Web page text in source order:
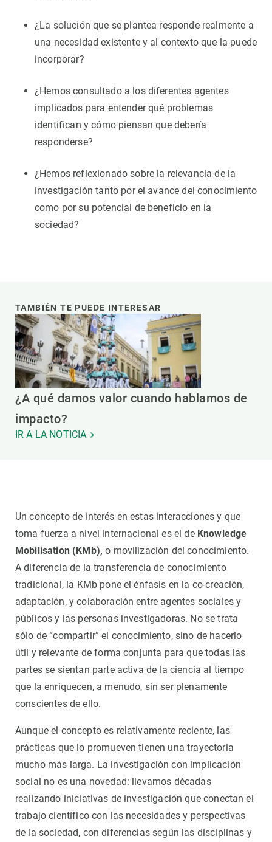
¿La solución que se plantea responde realmente a
una necesidad existente y al contexto que la puede
incorporar?
¿Hemos consultado a los diferentes agentes
implicados para entender qué problemas
identifican y cómo piensan que debería
responderse?
¿Hemos reflexionado sobre la relevancia de la
investigación tanto por el avance del conocimiento
como por su potencial de beneficio en la
sociedad?
TAMBIÉN TE PUEDE INTERESAR
¿A qué damos valor cuando hablamos de
impacto?
IR A LA NOTICIA
Un concepto de interés en estas interacciones y que
toma fuerza a nivel internacional es el de Knowledge
Mobilisation (KMb), o movilización del conocimiento.
A diferencia de la transferencia de conocimiento
tradicional, la KMb pone el énfasis en la co-creación,
adaptación, y colaboración entre agentes sociales y
públicos y las personas investigadoras. No se trata
sólo de “compartir” el conocimiento, sino de hacerlo
útil y relevante de forma conjunta para que todas las
partes se sientan parte activa de la ciencia al tiempo
que la enriquecen, a menudo, sin ser plenamente
conscientes de ello.
Aunque el concepto es relativamente reciente, las
prácticas que lo promueven tienen una trayectoria
mucho más larga. La investigación con implicación
social no es una novedad: llevamos décadas
realizando iniciativas de investigación que conectan el
trabajo científico con las necesidades y perspectivas
de la sociedad, con diferencias según las disciplinas y